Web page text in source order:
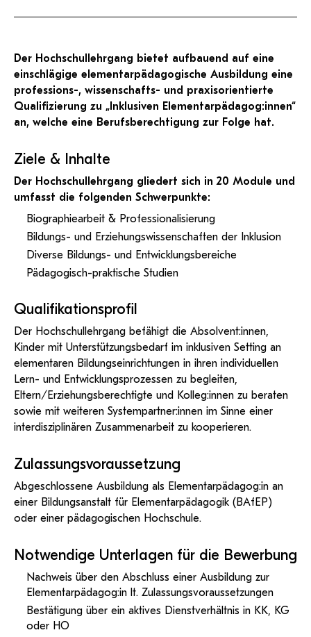
Der Hochschullehrgang bietet aufbauend auf eine
einschlägige elementarpädagogische Ausbildung eine
professions-, wissenschafts- und praxisorientierte
Qualifizierung zu „Inklusiven Elementarpädagog:innen“
an, welche eine Berufsberechtigung zur Folge hat.
Ziele & Inhalte
Der Hochschullehrgang gliedert sich in 20 Module und
umfasst die folgenden Schwerpunkte:
Biographiearbeit & Professionalisierung
Bildungs- und Erziehungswissenschaften der Inklusion
Diverse Bildungs- und Entwicklungsbereiche
Pädagogisch-praktische Studien
Qualifikationsprofil
Der Hochschullehrgang befähigt die Absolvent:innen,
Kinder mit Unterstützungsbedarf im inklusiven Setting an
elementaren Bildungseinrichtungen in ihren individuellen
Lern- und Entwicklungsprozessen zu begleiten,
Eltern/Erziehungsberechtigte und Kolleg:innen zu beraten
sowie mit weiteren Systempartner:innen im Sinne einer
interdisziplinären Zusammenarbeit zu kooperieren.
Zulassungsvoraussetzung
Abgeschlossene Ausbildung als Elementarpädagog:in an
einer Bildungsanstalt für Elementarpädagogik (BAfEP)
oder einer pädagogischen Hochschule.
Notwendige Unterlagen für die Bewerbung
Nachweis über den Abschluss einer Ausbildung zur
Elementarpädagog:in lt. Zulassungsvoraussetzungen
Bestätigung über ein aktives Dienstverhältnis in KK, KG
oder HO
Inklusive Elementarpädagogik
Mitteilungsblatt
Institut für Elementarpädagogik
+43 670 40640-46
isabella.prantner@ph-tirol.ac.at
PH-Online Profil
Dokumentationen in
Konto
Web-basiertes Tool zum
…
Support-Webadmin
Hilfe & Support
Bitte kontaktieren Sie unsere Mitarbeiter:innen nicht über
die persönliche Mailadresse, sondern über den oben
angegebenen Hilfebutton.
Service
Ideen und Verbesserungen Campus
Login Webredaktion